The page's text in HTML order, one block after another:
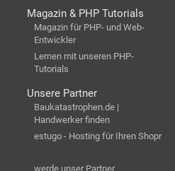
Magazin & PHP Tutorials
Magazin für PHP- und Web-
Entwickler
Lernen mit unseren PHP-
Tutorials
Unsere Partner
Baukatastrophen.de |
Handwerker finden
estugo - Hosting für Ihren Shopr
werde unser Partner